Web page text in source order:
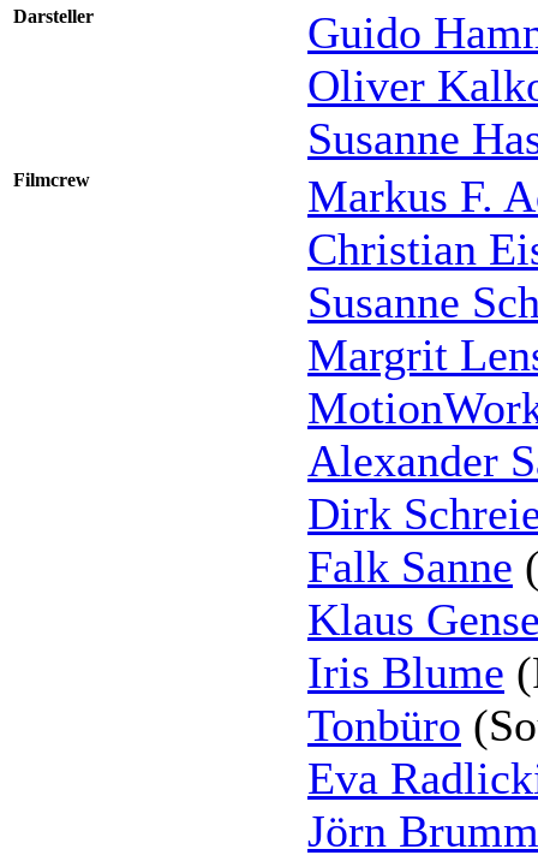
Darsteller
Guido
Oliver
Susanne
Filmcrew
Markus F.
Christian
Susanne
Margrit
Alexander
Dirk
Falk Sanne
Klaus
Iris Blume
Tonbüro
Eva
Jörn